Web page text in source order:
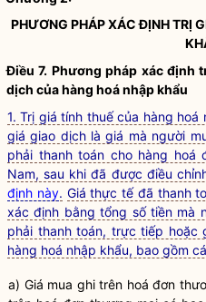
PHƯƠNG PHÁP XÁC ĐỊNH TRỊ
Điều 7. Phương pháp xác định
dịch củahàng hoánhập khẩu
1. Trị giá tính thuế của hàng
giá giao dịch là giá mà người
phải thanh toán cho hàng
Nam, sau khi đã được điều
định này. Giá thực tế đã thanh
xác định bằng tổng số tiền mà
phải thanh toán, trực tiếp hoặc
hàng hoá nhập khẩu, bao gồm
a) Giá mua ghi trên hoá đơn